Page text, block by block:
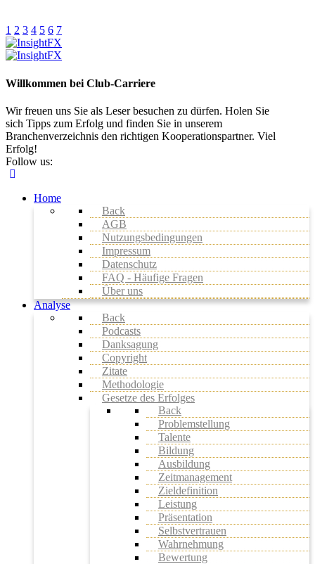
1 2 3 4 5 6 7
Willkommen bei Club-Carriere
Wir freuen uns Sie als Leser besuchen zu dürfen. Holen Sie
sich Tipps zum Erfolg und finden Sie in unserem
Branchenverzeichnis den richtigen Kooperationspartner. Viel
Erfolg!
Follow us:
Home
Back
AGB
Nutzungsbedingungen
Impressum
Datenschutz
FAQ - Häufige Fragen
Über uns
Analyse
Back
Podcasts
Danksagung
Copyright
Zitate
Methodologie
Gesetze des Erfolges
Back
Problemstellung
Talente
Bildung
Ausbildung
Zeitmanagement
Zieldefinition
Leistung
Präsentation
Selbstvertrauen
Wahrnehmung
Bewertung